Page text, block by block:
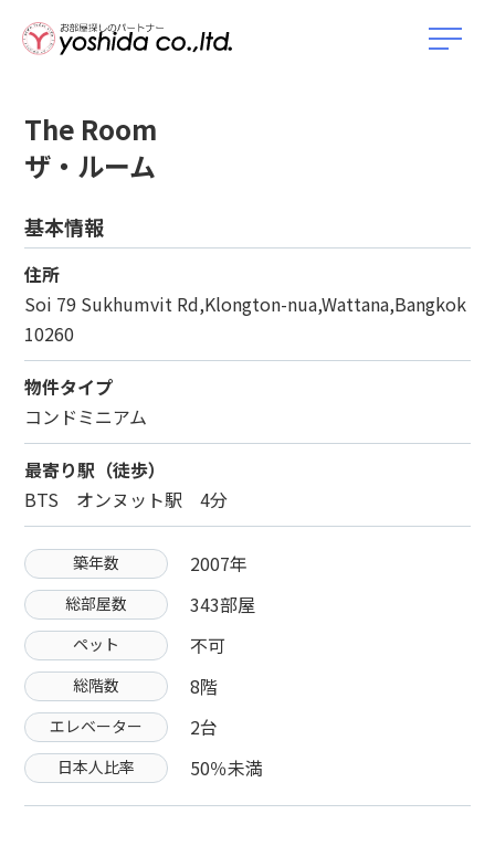
The Room
ザ・ルーム
基本情報
住所
Soi 79 Sukhumvit Rd,Klongton-nua,Wattana,Bangkok
10260
物件タイプ
コンドミニアム
最寄り駅（徒歩）
BTS オンヌット駅 4分
築年数 2007年
総部屋数 343部屋
ペット 不可
総階数 8階
エレベーター 2台
日本人比率 50％未満